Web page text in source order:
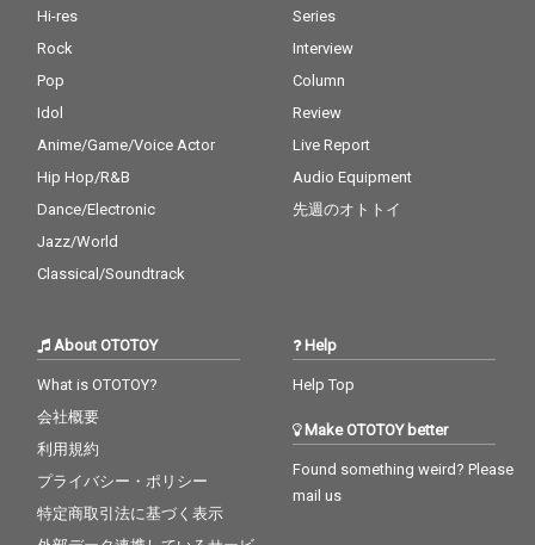
Hi-res
Rock
Pop
Idol
Anime/Game/Voice Actor
Hip Hop/R&B
Dance/Electronic
Jazz/World
Classical/Soundtrack
Series
Interview
Column
Review
Live Report
Audio Equipment
先週のオトトイ
About OTOTOY
What is OTOTOY?
会社概要
利用規約
プライバシー・ポリシー
特定商取引法に基づく表示
Help
Help Top
Make OTOTOY better
Found something weird? Please
mail us